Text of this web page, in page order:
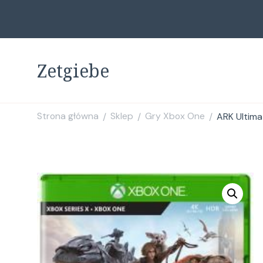
Zetgiebe
Strona główna / Sklep / Gry Xbox One / ARK